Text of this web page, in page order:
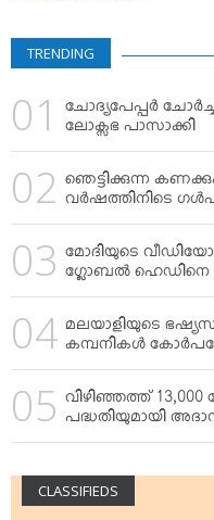
YOUR SAY
KARSHAKAN
GREETINGS
OBITUARY
TRENDING
ചോദ്യപേപ്പര്‍
ലോക്സഭ പാസാക്കി
ഞെട്ടിക്കുന്ന
വര്‍ഷത്തിനിടെ
മോദിയുടെ
ഗ്ലോബല്‍ ഹെഡിനെ
മലയാളിയുടെ
കമ്പനികള്‍
വിഴിഞ്ഞത്ത്
പദ്ധതിയുമായി
CLASSIFIEDS